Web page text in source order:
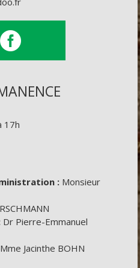
17h
: Monsieur
Dr Pierre-Emmanuel
Mme Jacinthe BOHN